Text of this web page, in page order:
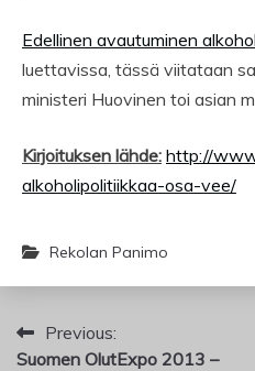
Edellinen avautuminen
luettavissa, tässä viitataan
ministeri Huovinen toi asian
Kirjoituksen lähde: http://
alkoholipolitiikkaa-osa-vee/
Rekolan Panimo
Artikkelien
Previous:
Suomen OlutExpo 2013 –